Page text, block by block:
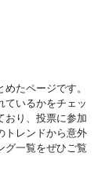
たページです。
ているかをチェッ
おり、投票に参加
トレンドから意外
グ一覧をぜひご覧